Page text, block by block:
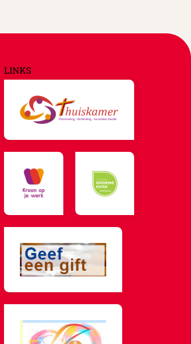
LINKS